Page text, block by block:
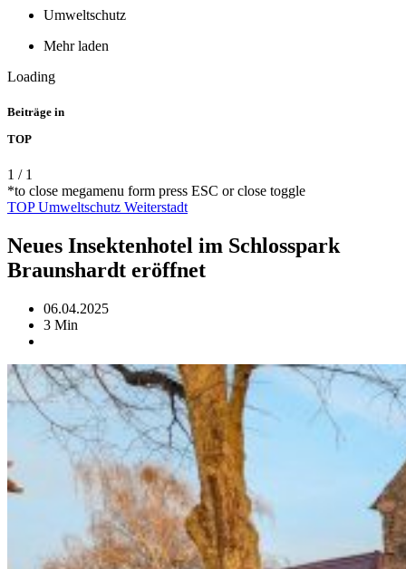
Umweltschutz
Mehr laden
Loading
Beiträge in
TOP
1 / 1
*to close megamenu form press ESC or close toggle
TOPUmweltschutz Weiterstadt
Neues Insektenhotel im Schlosspark
Braunshardt eröffnet
06.04.2025
3 Min